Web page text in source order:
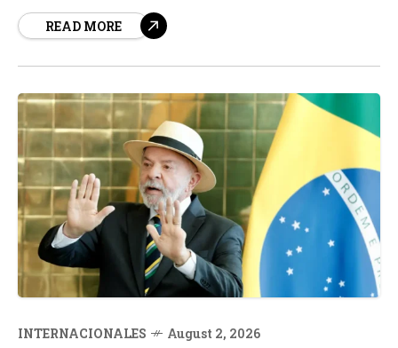
Según fuentes, el arzobispo se reunió con legisladores
READ MORE
INTERNACIONALES August 2, 2026